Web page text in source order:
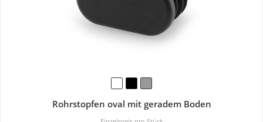
Rohrstopfen oval mit geradem Boden